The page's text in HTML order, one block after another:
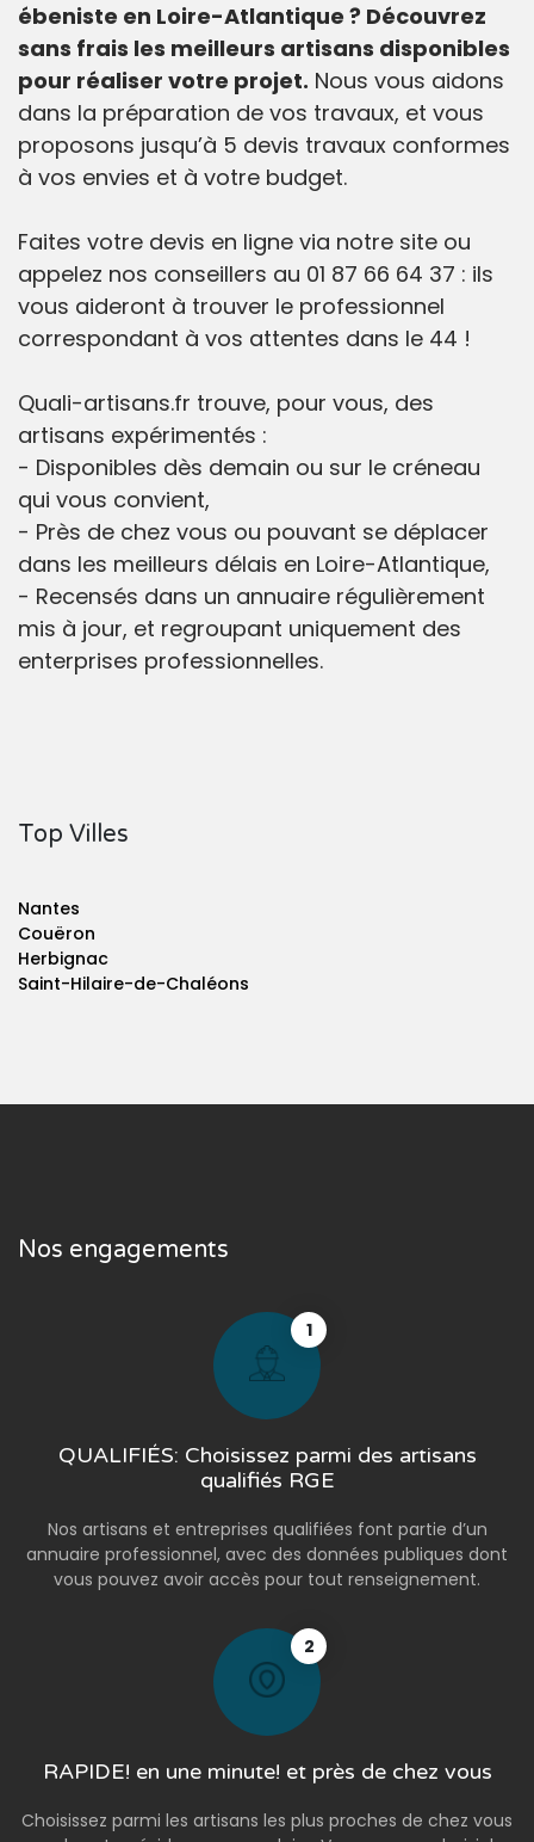
ébeniste en Loire-Atlantique ? Découvrez
sans frais les meilleurs artisans disponibles
pour réaliser votre projet. Nous vous aidons
dans la préparation de vos travaux, et vous
proposons jusqu’à 5 devis travaux conformes
à vos envies et à votre budget.
Faites votre devis en ligne via notre site ou
appelez nos conseillers au 01 87 66 64 37 : ils
vous aideront à trouver le professionnel
correspondant à vos attentes dans le 44 !
Quali-artisans.fr trouve, pour vous, des
artisans expérimentés :
- Disponibles dès demain ou sur le créneau
qui vous convient,
- Près de chez vous ou pouvant se déplacer
dans les meilleurs délais en Loire-Atlantique,
- Recensés dans un annuaire régulièrement
mis à jour, et regroupant uniquement des
enterprises professionnelles.
Top Villes
Nantes
Couëron
Herbignac
Saint-Hilaire-de-Chaléons
Nos engagements
1
QUALIFIÉS: Choisissez parmi des artisans
qualifiés RGE
Nos artisans et entreprises qualifiées font partie d’un
annuaire professionnel, avec des données publiques dont
vous pouvez avoir accès pour tout renseignement.
2
RAPIDE! en une minute! et près de chez vous
Choisissez parmi les artisans les plus proches de chez vous